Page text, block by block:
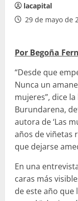
lacapital
29 de mayo de
Por Begoña
“Desde que
Nunca un
mujeres”, dice
Burundarena,
autora de ‘Las
años de viñetas
que dejarse
En una
caras más
de este año